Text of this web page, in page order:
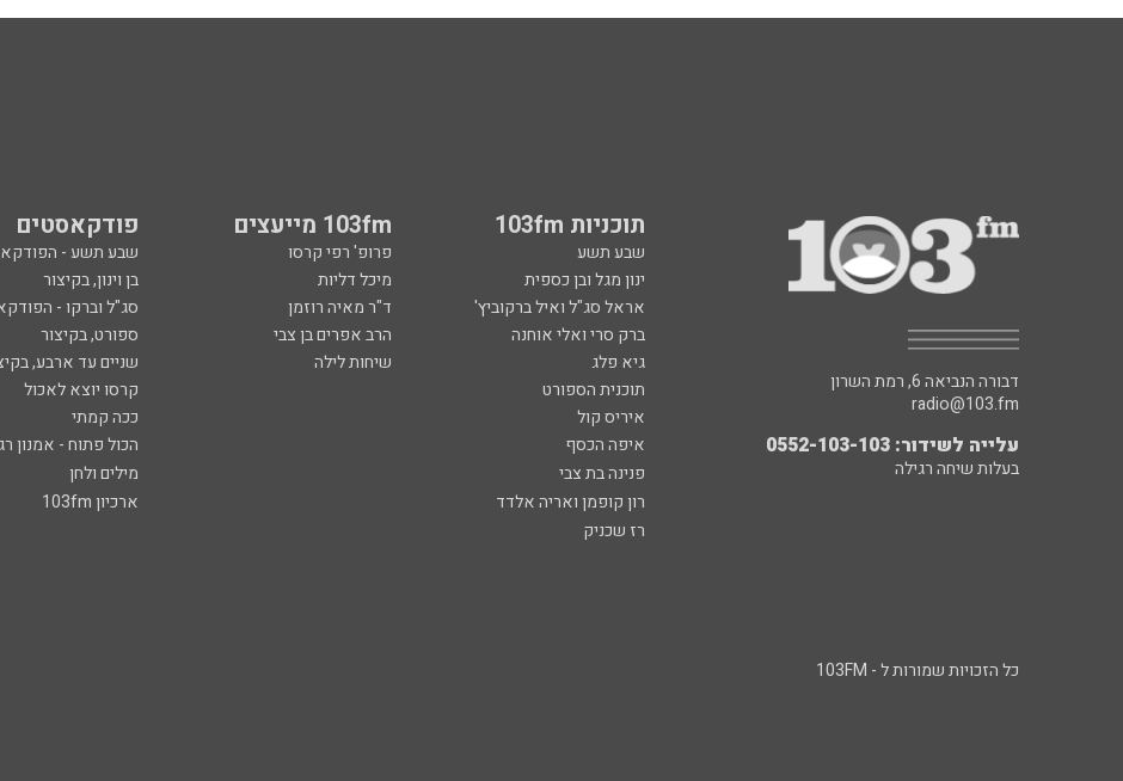
תוכניות 103fm 103fm מייעצים פודקאסטים
שבע תשע פרופ' רפי קרסו שבע תשע -
ינון מגל ובן כספית
מיכל דליות בן וינון, בקיצור
אראל סג"ל ואיל ברקוביץ'
ד"ר מאיה רוזמן סג"ל וברקו -
ברק סרי ואלי אוחנה
הרב אפרים בן צבי ספורט, בקיצור
גיא פלג
שיחות לילה שניים עד ארבע,
תוכנית הספורט
קרסו יוצא לאכול
איריס קול
ככה קמתי
איפה הכסף
הכול פתוח - אמנון
פנינה בת צבי
מילים ולחן
רון קופמן ואריה אלדד
ארכיון 103fm
רז שכניק
דבורה הנביאה 6, רמת השרון
radio@103.fm
עלייה לשידור: 0552-103-103
בעלות שיחה רגילה
כל הזכויות שמורות ל - 103FM